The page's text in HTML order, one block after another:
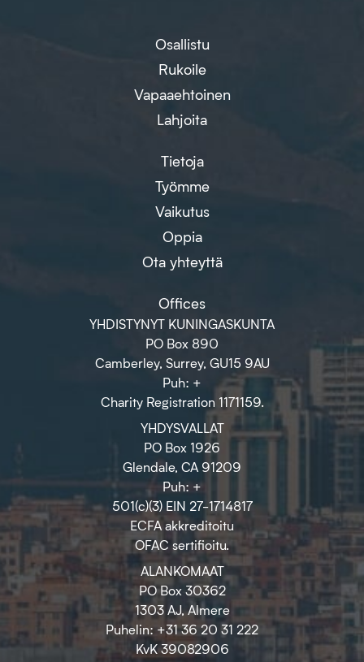
Osallistu
Rukoile
Vapaaehtoinen
Lahjoita
Tietoja
Työmme
Vaikutus
Oppia
Ota yhteyttä
Offices
YHDISTYNYT KUNINGASKUNTA
PO Box 890
Camberley, Surrey, GU15 9AU
Puh: +
Charity Registration 1171159.
YHDYSVALLAT
PO Box 1926
Glendale, CA 91209
Puh: +
501(c)(3) EIN 27-1714817
ECFA akkreditoitu
OFAC sertifioitu.
ALANKOMAAT
PO Box 30362
1303 AJ, Almere
Puhelin: +31 36 20 31 222
KvK 39082906